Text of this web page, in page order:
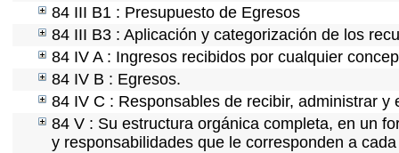
84 III B1 : Presupuesto de Egresos
84 III B3 : Aplicación y categorización de los
84 IV A : Ingresos recibidos por cualquier
84 IV B : Egresos.
84 IV C : Responsables de recibir, administrar y
84 V : Su estructura orgánica completa, en un
y responsabilidades que le corresponden a